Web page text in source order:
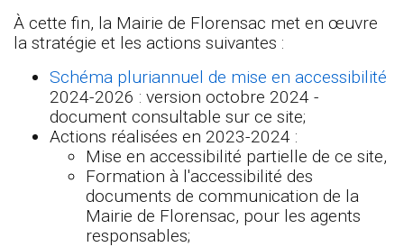
À cette fin, la Mairie de Florensac met en œuvre
la stratégie et les actions suivantes :
Schéma pluriannuel de mise en accessibilité
2024-2026 : version octobre 2024 -
document consultable sur ce site;
Actions réalisées en 2023-2024 :
Mise en accessibilité partielle de ce site,
Formation à l'accessibilité des
documents de communication de la
Mairie de Florensac, pour les agents
responsables;